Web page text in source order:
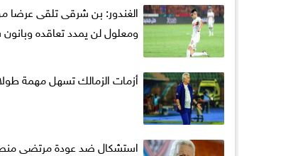
الغندور: بن شرقى تلقى عرضا
ومعلول لن يمدد تعاقده
أزمات الزمالك تسهل مهمة
استشكال ضد عودة مرتضى